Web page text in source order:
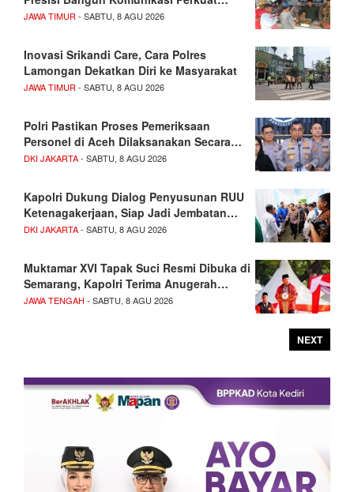
JAWA TIMUR- SABTU, 8 AGU 2026
Inovasi Srikandi Care, Cara Polres
Lamongan Dekatkan Diri ke Masyarakat
JAWA TIMUR- SABTU, 8 AGU 2026
Polri Pastikan Proses Pemeriksaan
Personel di Aceh Dilaksanakan Secara…
DKI JAKARTA- SABTU, 8 AGU 2026
Kapolri Dukung Dialog Penyusunan RUU
Ketenagakerjaan, Siap Jadi Jembatan…
DKI JAKARTA- SABTU, 8 AGU 2026
Muktamar XVI Tapak Suci Resmi Dibuka di
Semarang, Kapolri Terima Anugerah…
JAWA TENGAH - SABTU, 8 AGU 2026
NEXT